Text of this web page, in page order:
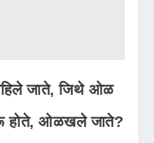
जाते, जिथे ओळ
होते, ओळखले जाते?